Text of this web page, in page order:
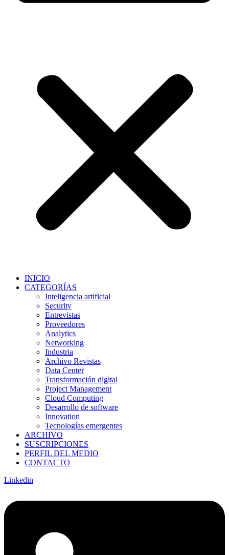
INICIO
CATEGORÍAS
Inteligencia artificial
Security
Entrevistas
Proveedores
Analytics
Networking
Industria
Archivo Revistas
Data Center
Transformación digital
Project Management
Cloud Computing
Desarrollo de software
Innovation
Tecnologías emergentes
ARCHIVO
SUSCRIPCIONES
PERFIL DEL MEDIO
CONTACTO
Linkedin